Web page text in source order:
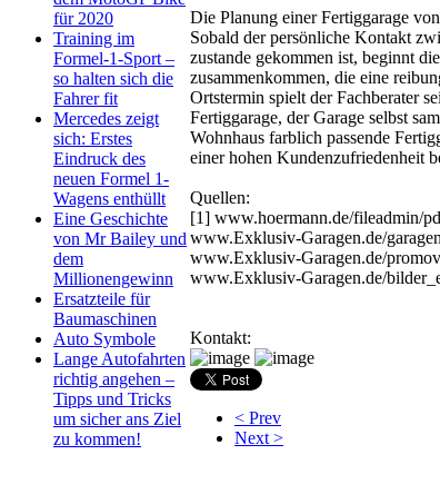
für 2020
Training im
Formel-1-Sport –
so halten sich die
Fahrer fit
Mercedes zeigt
sich: Erstes
Eindruck des
neuen Formel 1-
Wagens enthüllt
Eine Geschichte
von Mr Bailey und
dem
Millionengewinn
Ersatzteile für
Baumaschinen
Auto Symbole
Lange Autofahrten
richtig angehen –
Tipps und Tricks
um sicher ans Ziel
zu kommen!
Die Planung einer Fertiggarage
Sobald der persönliche Kontakt
zustande gekommen ist, beginnt
zusammenkommen, die eine
Ortstermin spielt der Fachberater
Fertiggarage, der Garage selbst
Wohnhaus farblich passende
einer hohen Kundenzufriedenheit
Quellen:
[1] www.hoermann.de/fileadmin/
www.Exklusiv-Garagen.de/
www.Exklusiv-Garagen.de/
www.Exklusiv-Garagen.de/
Kontakt:
< Prev
Next >